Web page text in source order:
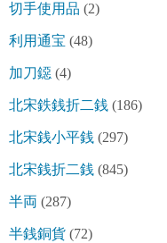
切手使用品 (2)
利用通宝 (48)
加刀鐚 (4)
北宋鉄銭折二銭 (186)
北宋銭小平銭 (297)
北宋銭折二銭 (845)
半両 (287)
半銭銅貨 (72)